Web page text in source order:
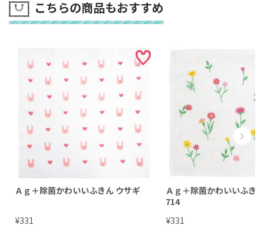
こちらの商品もおすすめ
Ａｇ＋除菌かわいいふきん ウサギ
¥331
Ａｇ＋除菌かわいいふき
714
¥331